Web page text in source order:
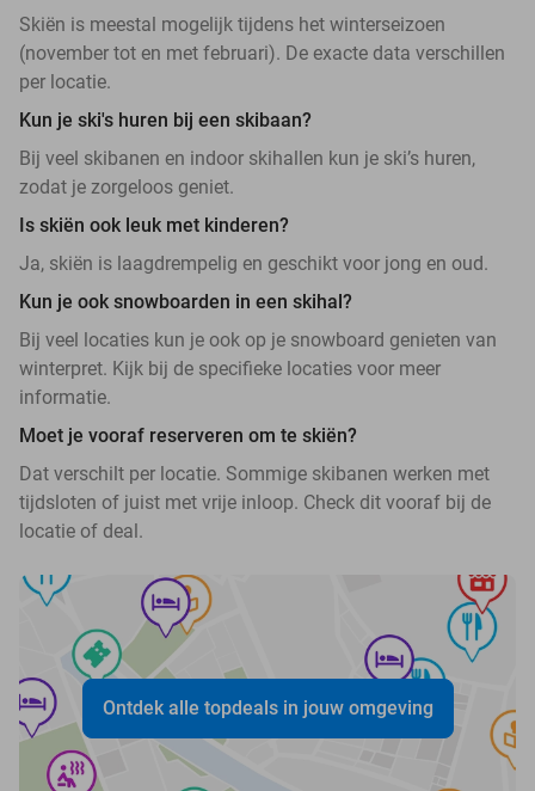
Skiën is meestal mogelijk tijdens het winterseizoen
(november tot en met februari). De exacte data verschillen
per locatie.
Kun je ski's huren bij een skibaan?
Bij veel skibanen en indoor skihallen kun je ski’s huren,
zodat je zorgeloos geniet.
Is skiën ook leuk met kinderen?
Ja, skiën is laagdrempelig en geschikt voor jong en oud.
Kun je ook snowboarden in een skihal?
Bij veel locaties kun je ook op je snowboard genieten van
winterpret. Kijk bij de specifieke locaties voor meer
informatie.
Moet je vooraf reserveren om te skiën?
Dat verschilt per locatie. Sommige skibanen werken met
tijdsloten of juist met vrije inloop. Check dit vooraf bij de
locatie of deal.
Ontdek alle topdeals in jouw omgeving